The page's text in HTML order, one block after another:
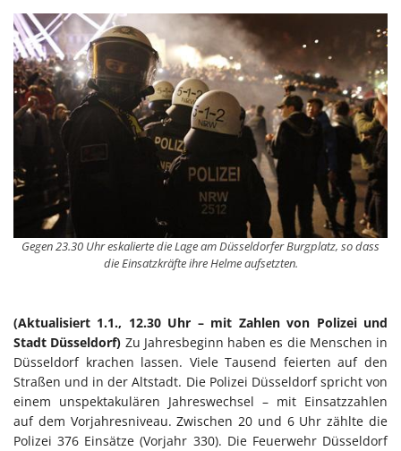
Gegen 23.30 Uhr eskalierte die Lage am Düsseldorfer Burgplatz, so dass
die Einsatzkräfte ihre Helme aufsetzten.
(Aktualisiert 1.1., 12.30 Uhr – mit Zahlen von Polizei und
Stadt Düsseldorf) Zu Jahresbeginn haben es die Menschen in
Düsseldorf krachen lassen. Viele Tausend feierten auf den
Straßen und in der Altstadt. Die Polizei Düsseldorf spricht von
einem unspektakulären Jahreswechsel – mit Einsatzzahlen
auf dem Vorjahresniveau. Zwischen 20 und 6 Uhr zählte die
Polizei 376 Einsätze (Vorjahr 330). Die Feuerwehr Düsseldorf